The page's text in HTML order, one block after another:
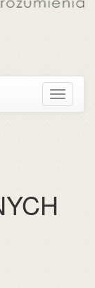
Toggle